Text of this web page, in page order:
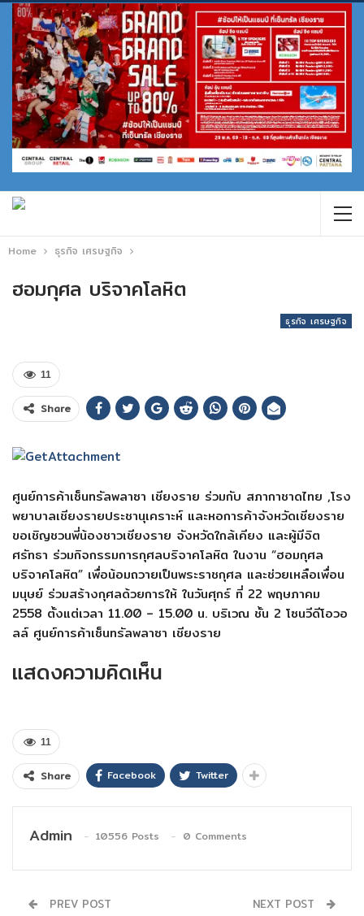
Home ธุรกิจ เศรษฐกิจ
ฮอมกุศล บริจาคโลหิต
ธุรกิจ เศรษฐกิจ
11
Share
ศูนย์การค้าเซ็นทรัลพลาซา เชียงราย ร่วมกับ สภากาชาดไทย ,โรง
พยาบาลเชียงรายประชานุเคราะห์ และหอการค้าจังหวัดเชียงราย
ขอเชิญชวนพี่น้องชาวเชียงราย จังหวัดใกล้เคียง และผู้มีจิต
ศรัทธา ร่วมกิจกรรมการกุศลบริจาคโลหิต ในงาน “ฮอมกุศล
บริจาคโลหิต” เพื่อน้อมถวายเป็นพระราชกุศล และช่วยเหลือเพื่อน
มนุษย์ ร่วมสร้างกุศลด้วยการให้ ในวันศุกร์ ที่ 22 พฤษภาคม
2558 ตั้งแต่เวลา 11.00 – 15.00 น. บริเวณ ชั้น 2 โซนวีดีโอวอ
ลล์ ศูนย์การค้าเซ็นทรัลพลาซา เชียงราย
แสดงความคิดเห็น
11
Share Facebook Twitter
Admin 10556 Posts 0 Comments
PREV POST NEXT POST